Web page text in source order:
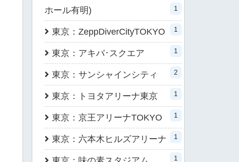
ホール有明)
1
東京：ZeppDiverCityTOKYO 1
東京：アキバ･スクエア 1
東京：サンシャインシティ 2
東京：トヨタアリーナ東京 1
東京：京王アリーナTOKYO 1
東京：六本木ヒルズアリーナ 1
1